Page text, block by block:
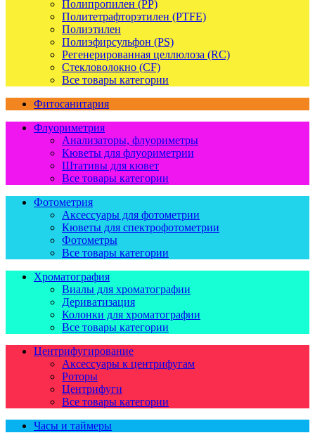
Полипропилен (PP)
Политетрафторэтилен (PTFE)
Полиэтилен
Полиэфирсульфон (PS)
Регенерированная целлюлоза (RC)
Стекловолокно (CF)
Все товары категории
Фитосанитария
Флуориметрия
Анализаторы, флуориметры
Кюветы для флуориметрии
Штативы для кювет
Все товары категории
Фотометрия
Аксессуары для фотометрии
Кюветы для спектрофотометрии
Фотометры
Все товары категории
Хроматография
Виалы для хроматографии
Дериватизация
Колонки для хроматографии
Все товары категории
Центрифугирование
Аксессуары к центрифугам
Роторы
Центрифуги
Все товары категории
Часы и таймеры